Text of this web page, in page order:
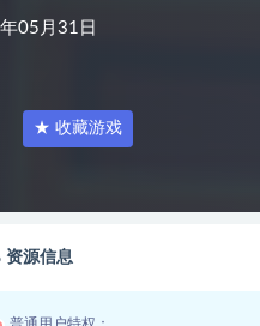
05月31日
★ 收藏游戏
资源信息